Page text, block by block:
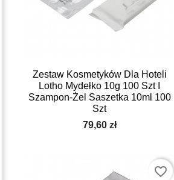
Zestaw Kosmetyków Dla Hoteli
Lotho Mydełko 10g 100 Szt I
Szampon-Żel Saszetka 10ml 100
Szt
79,60 zł
Szybki podgląd
favorite_border